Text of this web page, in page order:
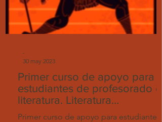
Primer curso de apoyo para
estudiantes de profesorado de
literatura. Literatura
Grecolatina.
Primer curso de apoyo para estudiantes
-
30 may 2023